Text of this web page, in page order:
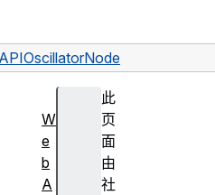
OscillatorNode
此
页
面
由
社
W
e
b
A